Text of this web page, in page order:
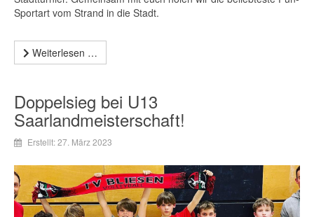
Sportart vom Strand in die Stadt.
Weiterlesen …
Doppelsieg bei U13
Saarlandmeisterschaft!
Erstellt: 27. März 2023